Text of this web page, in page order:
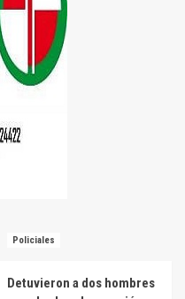
Policiales
Detuvieron a dos hombres